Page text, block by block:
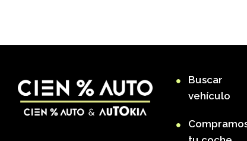
Buscar
vehículo